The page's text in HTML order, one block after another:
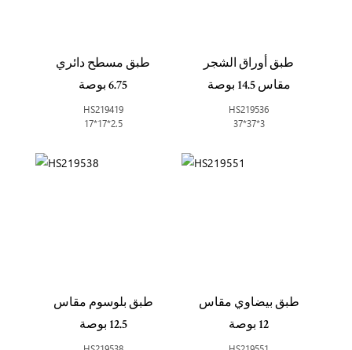
طبق مسطح دائري
6.75 بوصة
HS219419
17*17*2.5
طبق أوراق الشجر
مقاس 14.5 بوصة
HS219536
37*37*3
طبق بلوسوم مقاس
12.5 بوصة
طبق بيضاوي مقاس
12 بوصة